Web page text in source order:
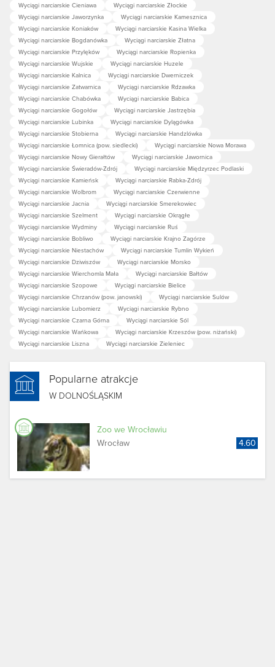
Wyciągi narciarskie Cieniawa
Wyciągi narciarskie Złockie
Wyciągi narciarskie Jaworzynka
Wyciągi narciarskie Kamesznica
Wyciągi narciarskie Koniaków
Wyciągi narciarskie Kasina Wielka
Wyciągi narciarskie Bogdanówka
Wyciągi narciarskie Złatna
Wyciągi narciarskie Przylęków
Wyciągi narciarskie Ropienka
Wyciągi narciarskie Wujskie
Wyciągi narciarskie Huzele
Wyciągi narciarskie Kalnica
Wyciągi narciarskie Dwerniczek
Wyciągi narciarskie Zatwarnica
Wyciągi narciarskie Rdzawka
Wyciągi narciarskie Chabówka
Wyciągi narciarskie Babica
Wyciągi narciarskie Gogołów
Wyciągi narciarskie Jastrzębia
Wyciągi narciarskie Lubinka
Wyciągi narciarskie Dylągówka
Wyciągi narciarskie Stobierna
Wyciągi narciarskie Handzlówka
Wyciągi narciarskie Łomnica (pow. siedlecki)
Wyciągi narciarskie Nowa Morawa
Wyciągi narciarskie Nowy Gierałtów
Wyciągi narciarskie Jawornica
Wyciągi narciarskie Świeradów-Zdrój
Wyciągi narciarskie Międzyrzec Podlaski
Wyciągi narciarskie Kamieńsk
Wyciągi narciarskie Rabka-Zdrój
Wyciągi narciarskie Wolbrom
Wyciągi narciarskie Czerwienne
Wyciągi narciarskie Jacnia
Wyciągi narciarskie Smerekowiec
Wyciągi narciarskie Szelment
Wyciągi narciarskie Okrągłe
Wyciągi narciarskie Wydminy
Wyciągi narciarskie Ruś
Wyciągi narciarskie Bobliwo
Wyciągi narciarskie Krajno Zagórze
Wyciągi narciarskie Niestachów
Wyciągi narciarskie Tumlin Wykień
Wyciągi narciarskie Dziwiszów
Wyciągi narciarskie Morsko
Wyciągi narciarskie Wierchomla Mała
Wyciągi narciarskie Bałtów
Wyciągi narciarskie Szopowe
Wyciągi narciarskie Bielice
Wyciągi narciarskie Chrzanów (pow. janowski)
Wyciągi narciarskie Sulów
Wyciągi narciarskie Lubomierz
Wyciągi narciarskie Rybno
Wyciągi narciarskie Czarna Górna
Wyciągi narciarskie Sól
Wyciągi narciarskie Wańkowa
Wyciągi narciarskie Krzeszów (pow. niżański)
Wyciągi narciarskie Liszna
Wyciągi narciarskie Zieleniec
Popularne atrakcje
W DOLNOŚLĄSKIM
Zoo we Wrocławiu
Wrocław
4.60